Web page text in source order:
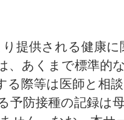
提供される健康に
、あくまで標準的
る際等は医師と相
予防接種の記録は